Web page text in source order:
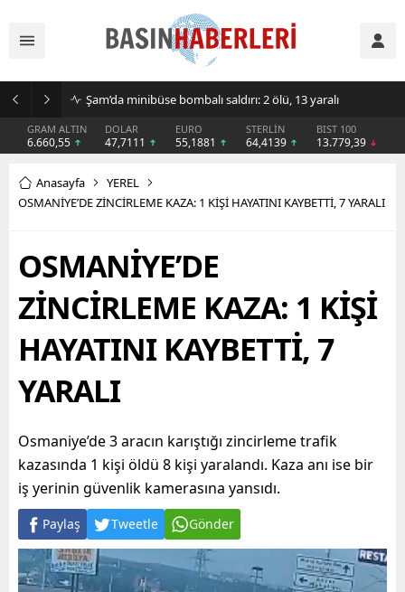
Kongo’da Ebola alarmı büyüyor: Can kaybı 1801’e yükseldi
GRAM ALTIN
6.660,55
DOLAR
47,7111
EURO
55,1881
STERLİN
64,4139
BIST 100
13.779,39
Anasayfa
YEREL
OSMANİYE’DE ZİNCİRLEME KAZA: 1 KİŞİ HAYATINI KAYBETTİ, 7 YARALI
OSMANİYE’DE
ZİNCİRLEME KAZA: 1 KİŞİ
HAYATINI KAYBETTİ, 7
YARALI
Osmaniye’de 3 aracın karıştığı zincirleme trafik
kazasında 1 kişi öldü 8 kişi yaralandı. Kaza anı ise bir
iş yerinin güvenlik kamerasına yansıdı.
Paylaş Tweetle Gönder